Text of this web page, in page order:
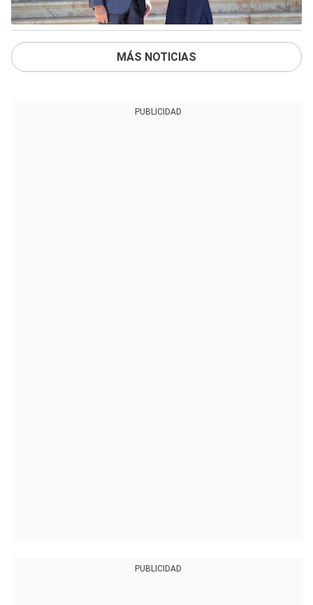
MÁS NOTICIAS
PUBLICIDAD
PUBLICIDAD